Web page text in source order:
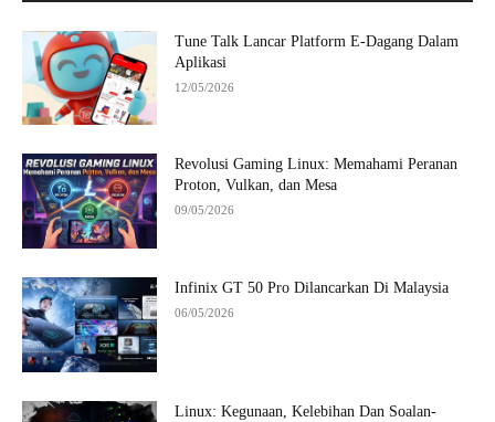
Tune Talk Lancar Platform E-Dagang Dalam
Aplikasi
12/05/2026
Revolusi Gaming Linux: Memahami Peranan
Proton, Vulkan, dan Mesa
09/05/2026
Infinix GT 50 Pro Dilancarkan Di Malaysia
06/05/2026
Linux: Kegunaan, Kelebihan Dan Soalan-